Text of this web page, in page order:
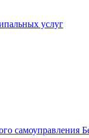
услуг
самоуправления